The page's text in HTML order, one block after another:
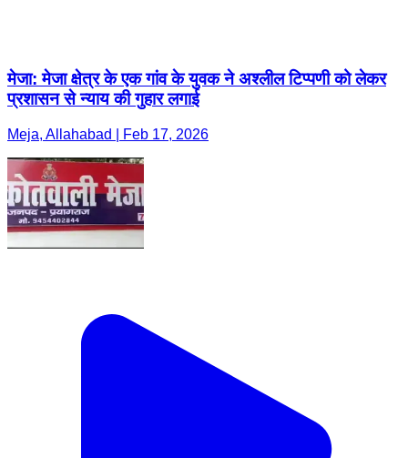
मेजा: मेजा क्षेत्र के एक गांव के युवक ने अश्लील टिप्पणी को लेकर
प्रशासन से न्याय की गुहार लगाई
Meja, Allahabad | Feb 17, 2026